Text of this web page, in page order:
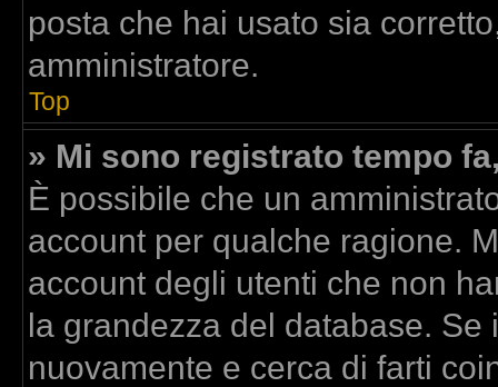
posta che hai usato sia
amministratore.
Top
» Mi sono registrato tempo
È possibile che un
account per qualche ragione.
account degli utenti che non
la grandezza del database. Se
nuovamente e cerca di farti